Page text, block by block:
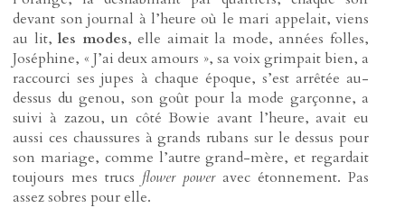
devant son journal à l’heure où le mari appelait, viens
au lit,les modes, elle aimait la mode, années folles,
Joséphine, « J’ai deux amours », sa voix grimpait bien, a
raccourci ses jupes à chaque époque, s’est arrêtée au-
dessus du genou, son goût pour la mode garçonne, a
suivi à zazou, un côté Bowie avant l’heure, avait eu
aussi ces chaussures à grands rubans sur le dessus pour
son mariage, comme l’autre grand-mère, et regardait
toujours mes trucs flower poweravec étonnement. Pas
assez sobres pour elle.